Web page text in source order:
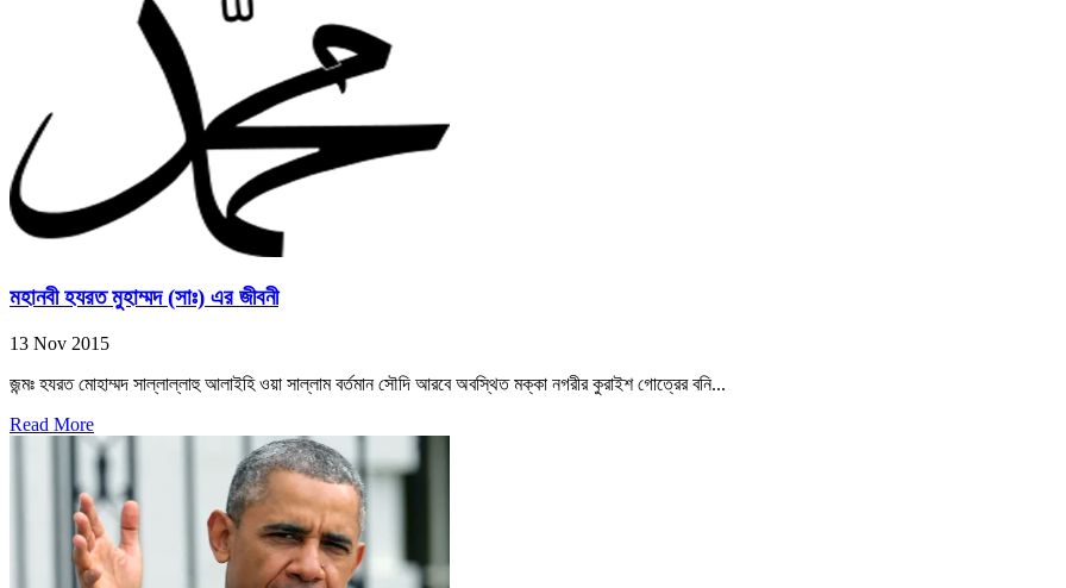
মহানবী হযরত মুহাম্মদ (সাঃ) এর জীবনী
13 Nov 2015
জন্মঃ হযরত মোহাম্মদ সাল্লাল্লাহু আলাইহি ওয়া সাল্লাম বর্তমান সৌদি আরবে অবস্থিত মক্কা নগরীর কুরাইশ গোত্রের বনি...
Read More